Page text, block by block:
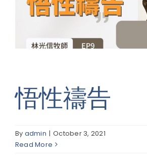
奉獻
悟性禱告
By admin | October 3, 2021
Read More